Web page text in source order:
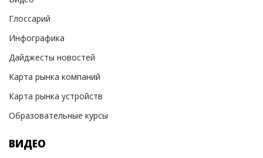
Глоссарий
Инфографика
Дайджесты новостей
Карта рынка компаний
Карта рынка устройств
Образовательные курсы
ВИДЕО